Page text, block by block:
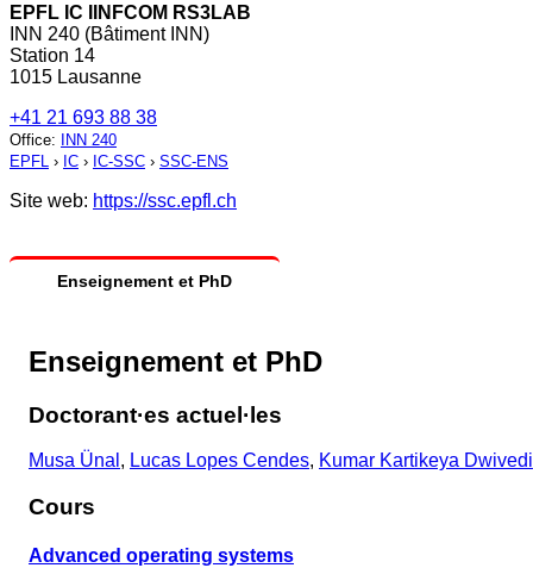
EPFL IC IINFCOM RS3LAB
INN 240 (Bâtiment INN)
Station 14
1015 Lausanne
+41 21 693 88 38
Office: INN 240
EPFL › IC › IC-SSC › SSC-ENS
Site web: https://ssc.epfl.ch
Enseignement et PhD
Enseignement et PhD
Doctorant·es actuel·les
Musa Ünal , Lucas Lopes Cendes, Kumar Kartikeya Dwivedi
Cours
Advanced operating systems